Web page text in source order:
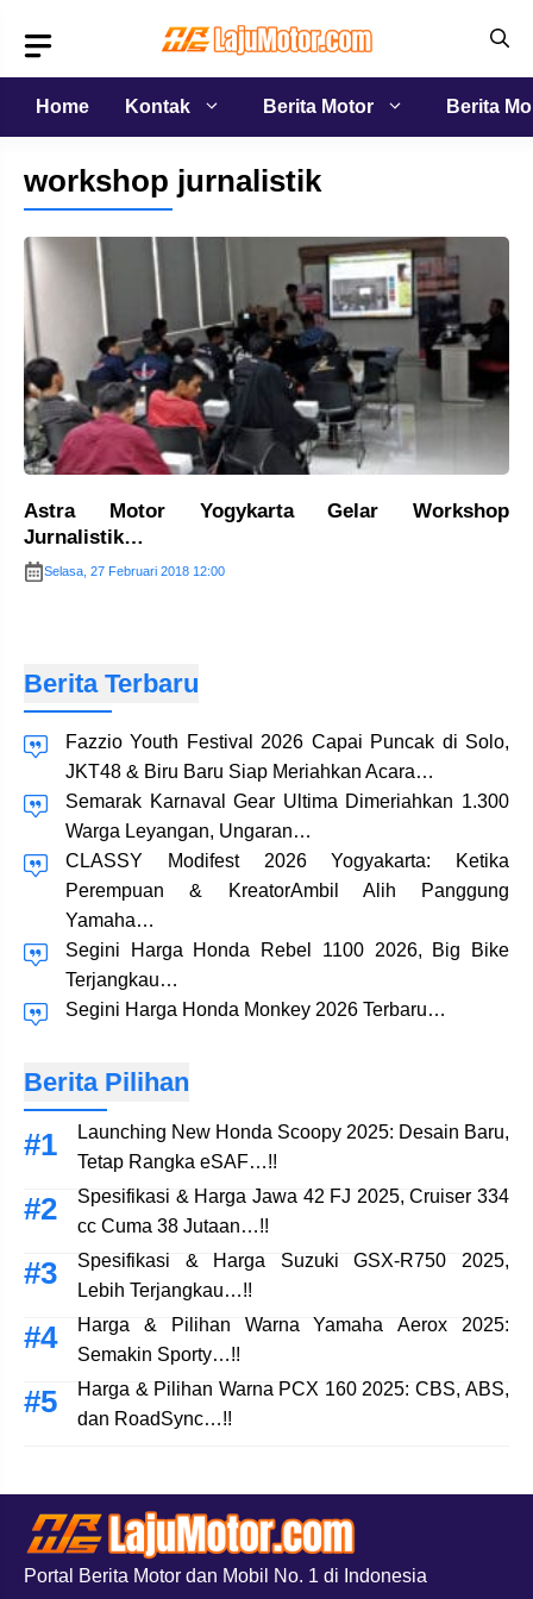
isi
Home
Kontak Berita Motor Berita
workshop jurnalistik
Astra Motor Yogykarta Gelar Workshop
Jurnalistik…
Selasa, 27 Februari 2018 12:00
Berita Terbaru
Fazzio Youth Festival 2026 Capai Puncak di Solo,
JKT48 & Biru Baru Siap Meriahkan Acara…
Semarak Karnaval Gear Ultima Dimeriahkan 1.300
Warga Leyangan, Ungaran…
CLASSY Modifest 2026 Yogyakarta: Ketika
Perempuan & KreatorAmbil Alih Panggung
Yamaha…
Segini Harga Honda Rebel 1100 2026, Big Bike
Terjangkau…
Segini Harga Honda Monkey 2026 Terbaru…
Berita Pilihan
Launching New Honda Scoopy 2025: Desain Baru,
Tetap Rangka eSAF…!!
Spesifikasi & Harga Jawa 42 FJ 2025, Cruiser 334
cc Cuma 38 Jutaan…!!
Spesifikasi & Harga Suzuki GSX-R750 2025,
Lebih Terjangkau…!!
Harga & Pilihan Warna Yamaha Aerox 2025:
Semakin Sporty…!!
Harga & Pilihan Warna PCX 160 2025: CBS, ABS,
dan RoadSync…!!
Portal Berita Motor dan Mobil No. 1 di Indonesia